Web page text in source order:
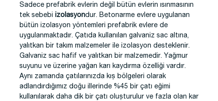
Sadece prefabrik evlerin değil bütün evlerin ısınmasının
tek sebebi izolasyondur. Betonarme evlere uygulanan
bütün izolasyon yöntemleri prefabrik evlere de
uygulanmaktadır. Çatıda kullanılan galvaniz sac altına,
yalıtkan bir takım malzemeler ile izolasyon desteklenir.
Galvaniz sac hafif ve yalıtkan bir malzemedir. Yağmur
suyunu ve üzerine yağan karı kaydırma özelliği vardır.
Aynı zamanda çatılarınızda kış bölgeleri olarak
adlandırdığımız doğu illerinde %45 bir çatı eğimi
kullanılarak daha dik bir çatı oluşturulur ve fazla olan kar